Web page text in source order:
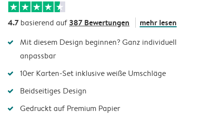
4.7 basierend auf387 Bewertungen mehr lesen
Mit diesem Design beginnen? Ganz individuell
anpassbar
10er Karten-Set inklusive weiße Umschläge
Beidseitiges Design
Gedruckt auf Premium Papier